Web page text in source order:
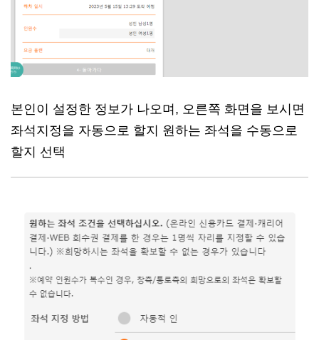
본인이 설정한 정보가 나오며, 오른쪽 화면을 보시면
좌석지정을 자동으로 할지 원하는 좌석을 수동으로
할지 선택